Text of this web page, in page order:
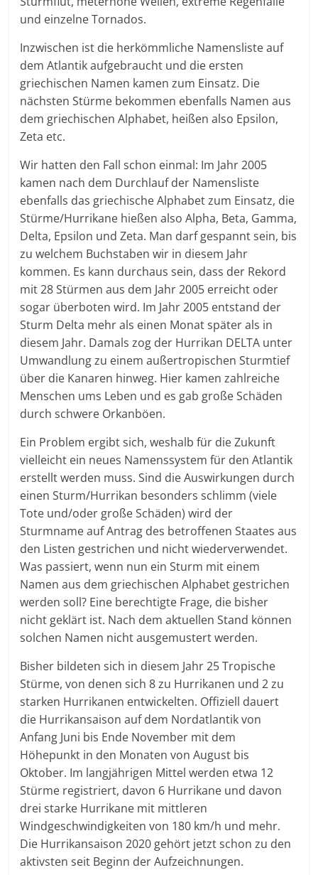
und einzelne Tornados.
Inzwischen ist die herkömmliche Namensliste auf
dem Atlantik aufgebraucht und die ersten
griechischen Namen kamen zum Einsatz. Die
nächsten Stürme bekommen ebenfalls Namen aus
dem griechischen Alphabet, heißen also Epsilon,
Zeta etc.
Wir hatten den Fall schon einmal: Im Jahr 2005
kamen nach dem Durchlauf der Namensliste
ebenfalls das griechische Alphabet zum Einsatz, die
Stürme/Hurrikane hießen also Alpha, Beta, Gamma,
Delta, Epsilon und Zeta. Man darf gespannt sein, bis
zu welchem Buchstaben wir in diesem Jahr
kommen. Es kann durchaus sein, dass der Rekord
mit 28 Stürmen aus dem Jahr 2005 erreicht oder
sogar überboten wird. Im Jahr 2005 entstand der
Sturm Delta mehr als einen Monat später als in
diesem Jahr. Damals zog der Hurrikan DELTA unter
Umwandlung zu einem außertropischen Sturmtief
über die Kanaren hinweg. Hier kamen zahlreiche
Menschen ums Leben und es gab große Schäden
durch schwere Orkanböen.
Ein Problem ergibt sich, weshalb für die Zukunft
vielleicht ein neues Namenssystem für den Atlantik
erstellt werden muss. Sind die Auswirkungen durch
einen Sturm/Hurrikan besonders schlimm (viele
Tote und/oder große Schäden) wird der
Sturmname auf Antrag des betroffenen Staates aus
den Listen gestrichen und nicht wiederverwendet.
Was passiert, wenn nun ein Sturm mit einem
Namen aus dem griechischen Alphabet gestrichen
werden soll? Eine berechtigte Frage, die bisher
nicht geklärt ist. Nach dem aktuellen Stand können
solchen Namen nicht ausgemustert werden.
Bisher bildeten sich in diesem Jahr 25 Tropische
Stürme, von denen sich 8 zu Hurrikanen und 2 zu
starken Hurrikanen entwickelten. Offiziell dauert
die Hurrikansaison auf dem Nordatlantik von
Anfang Juni bis Ende November mit dem
Höhepunkt in den Monaten von August bis
Oktober. Im langjährigen Mittel werden etwa 12
Stürme registriert, davon 6 Hurrikane und davon
drei starke Hurrikane mit mittleren
Windgeschwindigkeiten von 180 km/h und mehr.
Die Hurrikansaison 2020 gehört jetzt schon zu den
aktivsten seit Beginn der Aufzeichnungen.